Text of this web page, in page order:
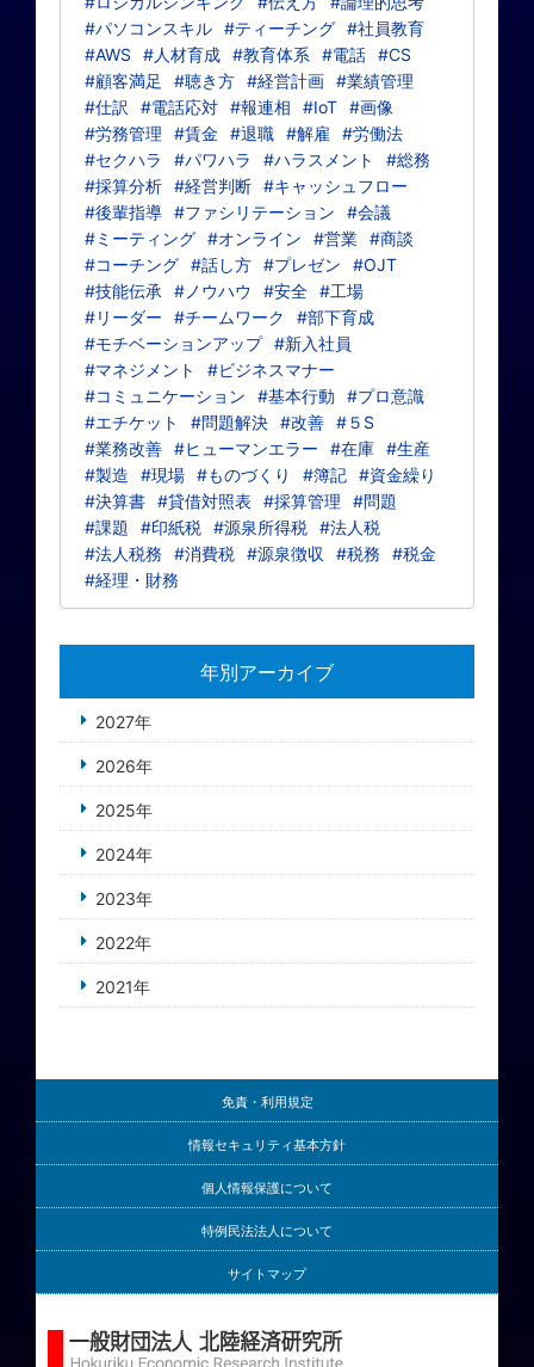
#パソコンスキル #ティーチング #社員教育
#AWS
#人材育成 #教育体系 #電話 #CS
#顧客満足
#聴き方 #経営計画 #業績管理
#仕訳
#電話応対 #報連相 #IoT #画像
#労務管理
#賃金 #退職 #解雇
#労働法
#セクハラ
#パワハラ #ハラスメント
#総務
#採算分析 #経営判断 #キャッシュフロー
#後輩指導 #ファシリテーション
#会議
#ミーティング #オンライン #営業 #商談
#コーチング #話し方 #プレゼン
#OJT
#技能伝承
#ノウハウ #安全 #工場
#リーダー
#チームワーク
#部下育成
#モチベーションアップ #新入社員
#マネジメント
#ビジネスマナー
#コミュニケーション
#基本行動
#プロ意識
#エチケット
#問題解決 #改善 #５S
#業務改善 #ヒューマンエラー #在庫 #生産
#製造
#現場 #ものづくり #簿記 #資金繰り
#決算書 #貸借対照表 #採算管理
#問題
#課題
#印紙税 #源泉所得税 #法人税
#法人税務
#消費税 #源泉徴収 #税務
#税金
#経理・財務
年別アーカイブ
2027年
2026年
2025年
2024年
2023年
2022年
2021年
免責・利用規定
情報セキュリティ基本方針
個人情報保護について
特例民法法人について
サイトマップ